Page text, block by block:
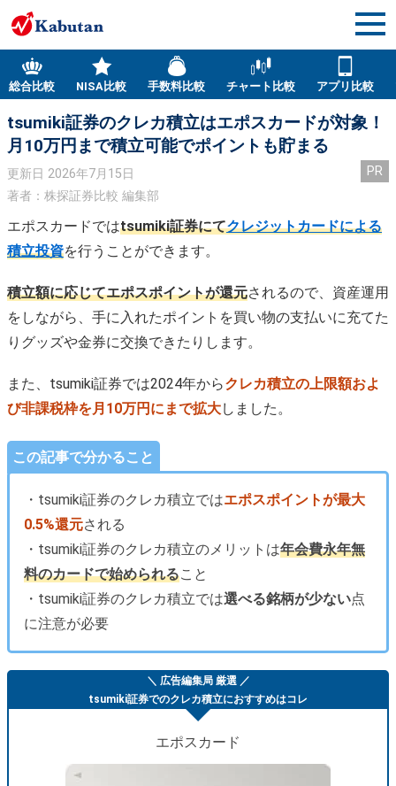
総合比較 NISA比較 手数料比較 チャート比較 アプリ比較
tsumiki証券のクレカ積立はエポスカードが対象！
月10万円まで積立可能でポイントも貯まる
更新日 2026年7月15日
PR
著者：株探証券比較 編集部
エポスカードではtsumiki証券にてクレジットカードによる
積立投資を行うことができます。
積立額に応じてエポスポイントが還元されるので、資産運用
をしながら、手に入れたポイントを買い物の支払いに充てた
りグッズや金券に交換できたりします。
また、tsumiki証券では2024年からクレカ積立の上限額およ
び非課税枠を月10万円にまで拡大しました。
この記事で分かること
・tsumiki証券のクレカ積立ではエポスポイントが最大
0.5%還元される
・tsumiki証券のクレカ積立のメリットは年会費永年無
料のカードで始められること
・tsumiki証券のクレカ積立では選べる銘柄が少ない点
に注意が必要
＼ 広告編集局 厳選 ／
tsumiki証券でのクレカ積立におすすめはコレ
エポスカード